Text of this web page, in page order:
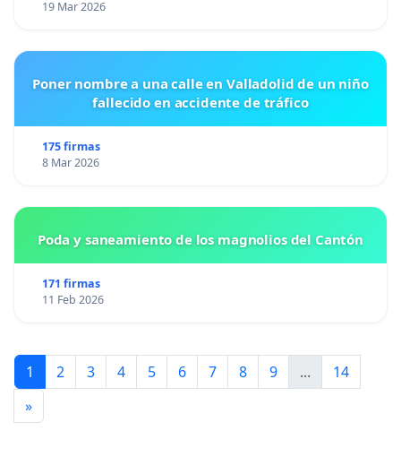
19 Mar 2026
Poner nombre a una calle en Valladolid de un niño
fallecido en accidente de tráfico
175 firmas
8 Mar 2026
Poda y saneamiento de los magnolios del Cantón
171 firmas
11 Feb 2026
1 2 3 4 5 6 7 8 9 ...
14
»